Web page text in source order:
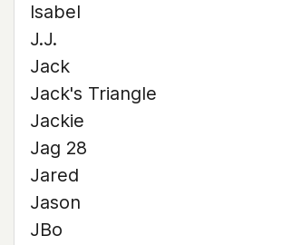
Isabel
J.J.
Jack
Jack's Triangle
Jackie
Jag 28
Jared
Jason
JBo